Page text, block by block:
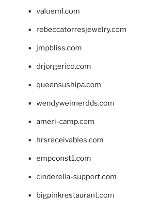
valueml.com
rebeccatorresjewelry.com
jmpbliss.com
drjorgerico.com
queensushipa.com
wendyweimerdds.com
ameri-camp.com
hrsreceivables.com
empconst1.com
cinderella-support.com
bigpinkrestaurant.com